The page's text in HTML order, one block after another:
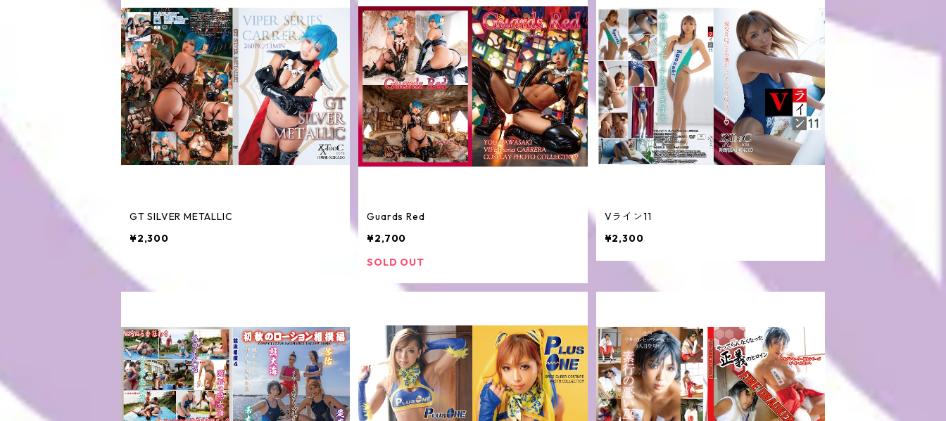
GT SILVER METALLIC
¥2,300
Guards Red
¥2,700
SOLD OUT
Vライン11
¥2,300